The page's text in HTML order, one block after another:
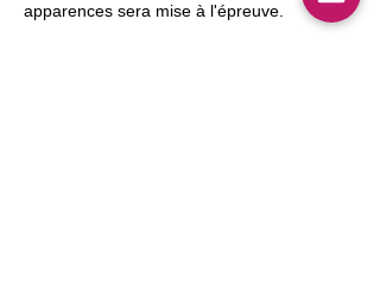
apparences sera mise à l'épreuve.